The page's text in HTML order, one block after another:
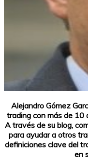
Alejandro Gómez
trading con más de 10
A través de su blog,
para ayudar a otros
definiciones clave del
en